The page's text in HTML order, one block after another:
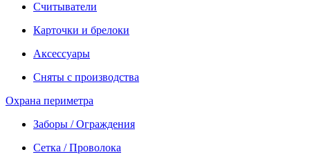
Считыватели
Карточки и брелоки
Аксессуары
Сняты с производства
Охрана периметра
Заборы / Ограждения
Сетка / Проволока